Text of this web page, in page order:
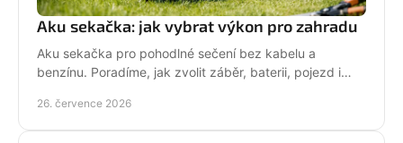
Aku sekačka: jak vybrat výkon pro zahradu
Aku sekačka pro pohodlné sečení bez kabelu a
benzínu. Poradíme, jak zvolit záběr, baterii, pojezd i
26. července 2026